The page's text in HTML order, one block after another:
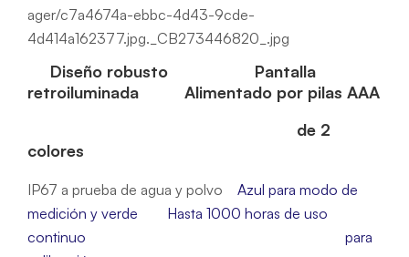
Diseño robusto Pantalla
retroiluminada Alimentado por pilas AAA
de 2
colores
IP67 a prueba de agua y polvo Azul para modo de
medición y verde Hasta 1000 horas de uso
continuo
para